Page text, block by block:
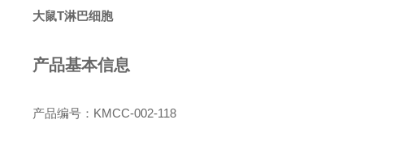
大鼠T淋巴细胞
产品基本信息
产品编号：KMCC-002-118